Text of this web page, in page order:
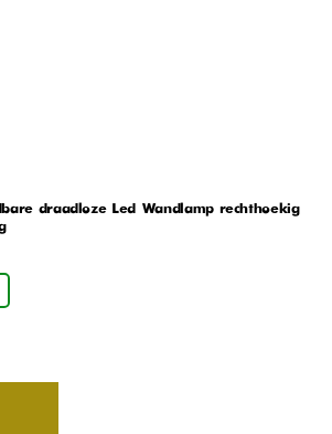
draadloze Led Wandlamp rechthoekig